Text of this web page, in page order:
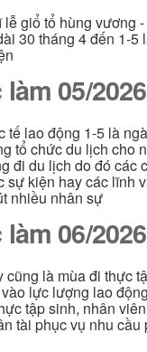
giổ tổ hùng vương
30 tháng 4 đến 1-5
05/2026
tế lao động 1-5 là
tổ chức du lịch cho
đi du lịch do đó các
sự kiện hay các lĩnh
nhiều nhân sự
06/2026
cũng là mùa đi thực
lực lượng lao
tập sinh, nhân
tài phục vụ nhu cầu